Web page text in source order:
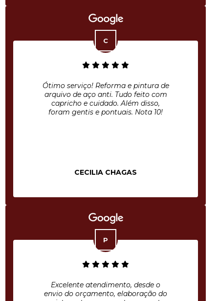
Ótimo serviço! Reforma e pintura de
arquivo de aço anti. Tudo feito com
capricho e cuidado. Além disso,
foram gentis e pontuais. Nota 10!
CECILIA CHAGAS
Excelente atendimento, desde o
envio do orçamento, elaboração do